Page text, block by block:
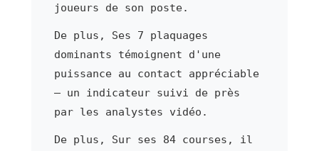
joueurs de son poste.
De plus, Ses 7 plaquages
dominants témoignent d'une
puissance au contact appréciable
— un indicateur suivi de près
par les analystes vidéo.
De plus, Sur ses 84 courses, il